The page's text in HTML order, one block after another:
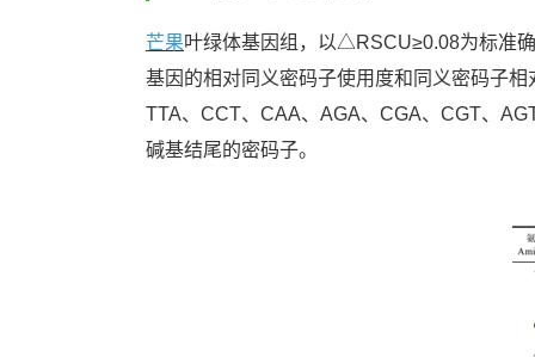
芒果叶绿体基因组，以△RSCU≥0.08为标准
基因的相对同义密码子使用度和同义密码子
TTA、CCT、CAA、AGA、CGA、CGT、
碱基结尾的密码子。